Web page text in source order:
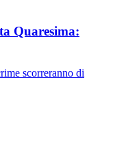
Quaresima:
scorreranno di